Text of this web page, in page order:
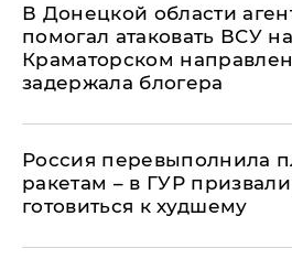
В Донецкой области
помогал атаковать ВСУ на
Краматорском
задержала блогера
Россия перевыполнила
ракетам – в ГУР
готовиться к худшему